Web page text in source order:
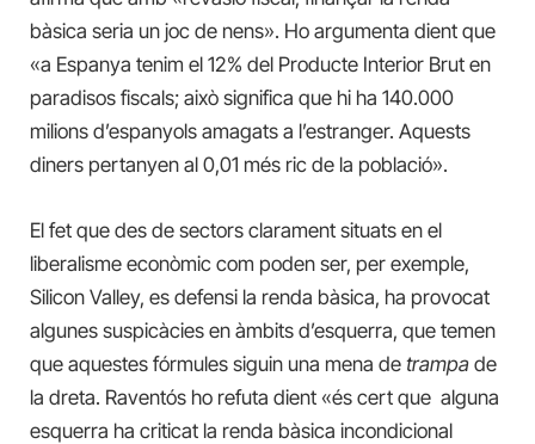
bàsica seria un joc de nens». Ho argumenta dient que
«a Espanya tenim el 12% del Producte Interior Brut en
paradisos fiscals; això significa que hi ha 140.000
milions d’espanyols amagats a l’estranger. Aquests
diners pertanyen al 0,01 més ric de la població».
El fet que des de sectors clarament situats en el
liberalisme econòmic com poden ser, per exemple,
Silicon Valley, es defensi la renda bàsica, ha provocat
algunes suspicàcies en àmbits d’esquerra, que temen
que aquestes fórmules siguin una mena de trampa de
la dreta. Raventós ho refuta dient «és cert que alguna
esquerra ha criticat la renda bàsica incondicional